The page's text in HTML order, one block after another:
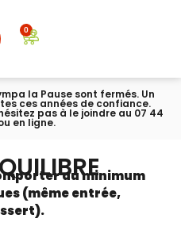
0
la Pause sont fermés. Un
ces années de confiance.
pas à le joindre au 07 44
en ligne.
au minimum
(même entrée,